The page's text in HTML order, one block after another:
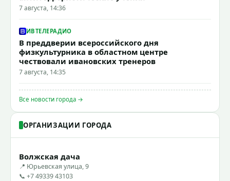
7 августа, 14:36
ИВТЕЛЕРАДИО
В преддверии всероссийского дня
физкультурника в областном центре
чествовали ивановских тренеров
7 августа, 14:35
Все новости города →
ОРГАНИЗАЦИИ ГОРОДА
Волжская дача
📍 Юрьевская улица, 9
📞 +7 49339 43103